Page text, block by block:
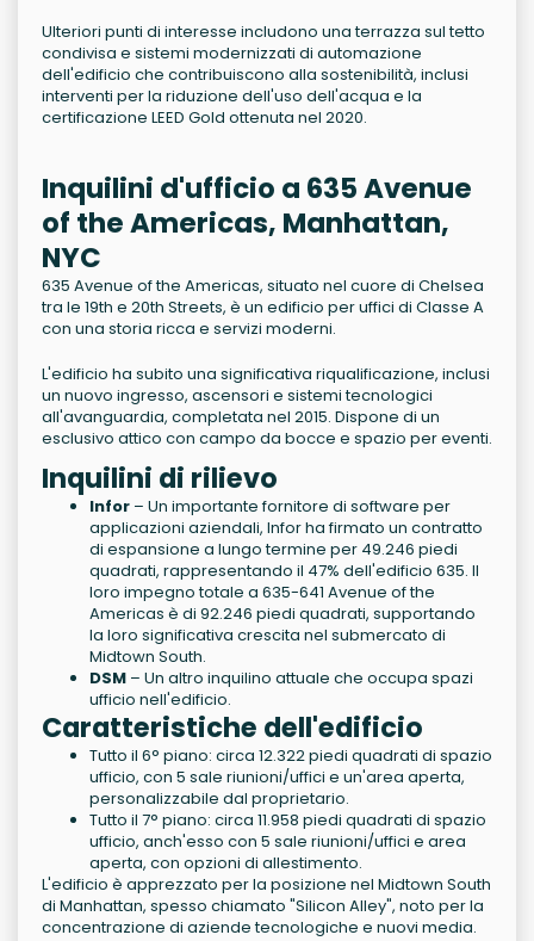
Ulteriori punti di interesse includono una terrazza sul tetto
condivisa e sistemi modernizzati di automazione
dell'edificio che contribuiscono alla sostenibilità, inclusi
interventi per la riduzione dell'uso dell'acqua e la
certificazione LEED Gold ottenuta nel 2020.
Inquilini d'ufficio a 635 Avenue
of the Americas, Manhattan,
NYC
635 Avenue of the Americas, situato nel cuore di Chelsea
tra le 19th e 20th Streets, è un edificio per uffici di Classe A
con una storia ricca e servizi moderni.
L'edificio ha subito una significativa riqualificazione, inclusi
un nuovo ingresso, ascensori e sistemi tecnologici
all'avanguardia, completata nel 2015. Dispone di un
esclusivo attico con campo da bocce e spazio per eventi.
Inquilini di rilievo
Infor – Un importante fornitore di software per
applicazioni aziendali, Infor ha firmato un contratto
di espansione a lungo termine per 49.246 piedi
quadrati, rappresentando il 47% dell'edificio 635. Il
loro impegno totale a 635-641 Avenue of the
Americas è di 92.246 piedi quadrati, supportando
la loro significativa crescita nel submercato di
Midtown South.
DSM – Un altro inquilino attuale che occupa spazi
ufficio nell'edificio.
Caratteristiche dell'edificio
Tutto il 6° piano: circa 12.322 piedi quadrati di spazio
ufficio, con 5 sale riunioni/uffici e un'area aperta,
personalizzabile dal proprietario.
Tutto il 7° piano: circa 11.958 piedi quadrati di spazio
ufficio, anch'esso con 5 sale riunioni/uffici e area
aperta, con opzioni di allestimento.
L'edificio è apprezzato per la posizione nel Midtown South
di Manhattan, spesso chiamato "Silicon Alley", noto per la
concentrazione di aziende tecnologiche e nuovi media.